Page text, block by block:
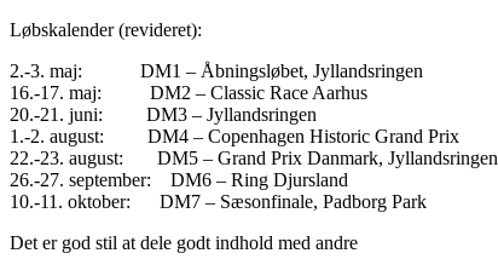
Løbskalender (revideret):
2.-3. maj: DM1 – Åbningsløbet, Jyllandsringen
16.-17. maj: DM2 – Classic Race Aarhus
20.-21. juni: DM3 – Jyllandsringen
1.-2. august: DM4 – Copenhagen Historic Grand Prix
22.-23. august: DM5 – Grand Prix Danmark, Jyllandsringen
26.-27. september: DM6 – Ring Djursland
10.-11. oktober: DM7 – Sæsonfinale, Padborg Park
Det er god stil at dele godt indhold med andre